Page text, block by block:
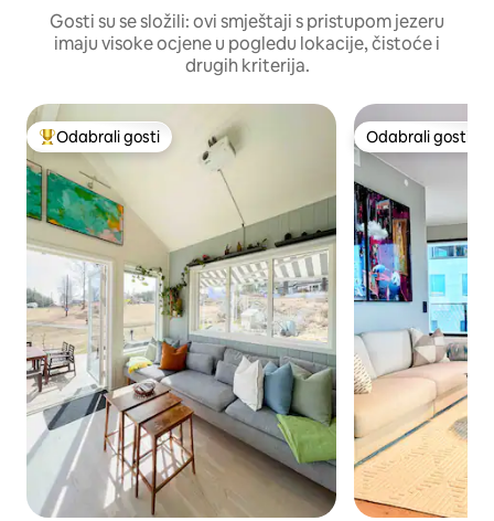
Gosti su se složili: ovi smještaji s pristupom jezeru
imaju visoke ocjene u pogledu lokacije, čistoće i
drugih kriterija.
Među najviše rangiranima s oznakom „Odabrali gosti”
Odabrali gosti Odabrali gosti
Odabrali gosti